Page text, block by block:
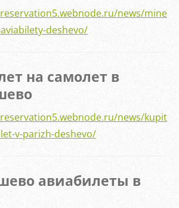
news/
deshevo/
на самолет в
news/kupit-
v-parizh-deshevo/
авиабилеты в